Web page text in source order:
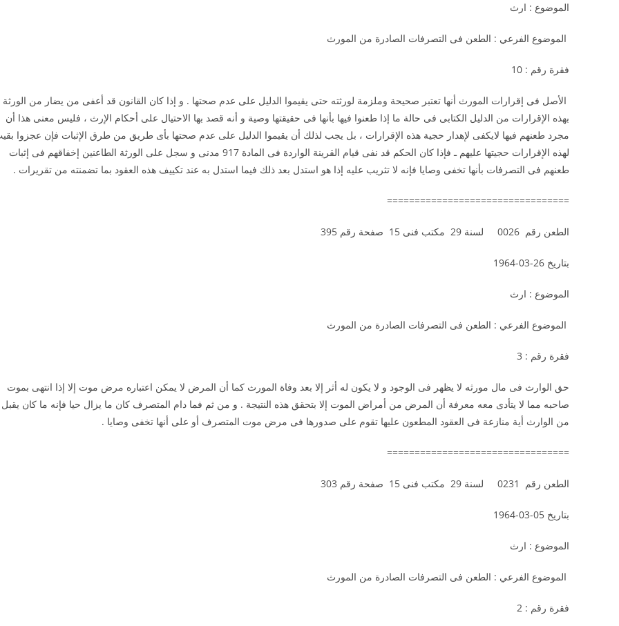
الموضوع : ارث
الموضوع الفرعي : الطعن فى التصرفات الصادرة من المورث
فقرة رقم : 10
الأصل فى إقرارات المورث أنها تعتبر صحيحة وملزمة لورثته حتى يقيموا الدليل على عدم صحتها . و إذا كان القانون قد أعفى من يضار من الورثة
بهذه الإقرارات من الدليل الكتابى فى حالة ما إذا طعنوا فيها بأنها فى حقيقتها وصية و أنه قصد بها الاحتيال على أحكام الإرث ، فليس معنى هذا أن
مجرد طعنهم فيها لايكفى لإهدار حجية هذه الإقرارات ، بل يجب لذلك أن يقيموا الدليل على عدم صحتها بأى طريق من طرق الإثبات فإن عجزوا
لهذه الإقرارات حجيتها عليهم ـ فإذا كان الحكم قد نفى قيام القرينة الواردة فى المادة 917 مدنى و سجل على الورثة الطاعنين إخفاقهم فى إثبات
طعنهم فى التصرفات بأنها تخفى وصايا فإنه لا تثريب عليه إذا هو استدل بعد ذلك فيما استدل به عند تكييف هذه العقود بما تضمنته من تقريرات .
=================================
الطعن رقم 0026 لسنة 29 مكتب فنى 15 صفحة رقم 395
بتاريخ 26-03-1964
الموضوع : ارث
الموضوع الفرعي : الطعن فى التصرفات الصادرة من المورث
فقرة رقم : 3
حق الوارث فى مال مورثه لا يظهر فى الوجود و لا يكون له أثر إلا بعد وفاة المورث كما أن المرض لا يمكن اعتباره مرض موت إلا إذا انتهى بموت
صاحبه مما لا يتأدى معه معرفة أن المرض من أمراض الموت إلا بتحقق هذه النتيجة . و من ثم فما دام المتصرف كان ما يزال حيا فإنه ما كان يقبل
من الوارث أية منازعة فى العقود المطعون عليها تقوم على صدورها فى مرض موت المتصرف أو على أنها تخفى وصايا .
=================================
الطعن رقم 0231 لسنة 29 مكتب فنى 15 صفحة رقم 303
بتاريخ 05-03-1964
الموضوع : ارث
الموضوع الفرعي : الطعن فى التصرفات الصادرة من المورث
فقرة رقم : 2